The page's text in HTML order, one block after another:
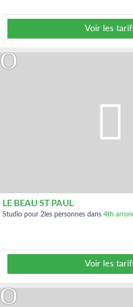
Voir les
LE BEAU ST PAUL
studio pour 2les personnes dans 4th
Voir les